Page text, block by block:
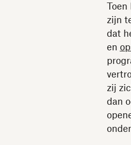
Toen
zijn
dat
en
zij
dan